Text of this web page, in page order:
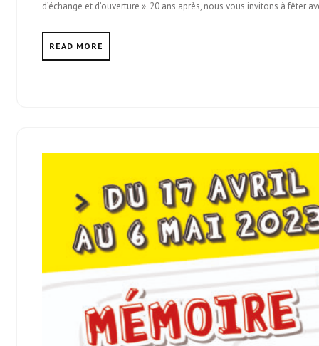
d’échange et d’ouverture ». 20 ans après, nous vous invitons à
READ MORE